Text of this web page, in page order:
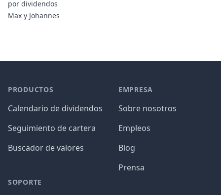
por dividendos
Max y Johannes
PRODUCTOS
Calendario de dividendos
Seguimiento de cartera
Buscador de valores
SOPORTE
EMPRESA
Sobre nosotros
Empleos
Blog
Prensa